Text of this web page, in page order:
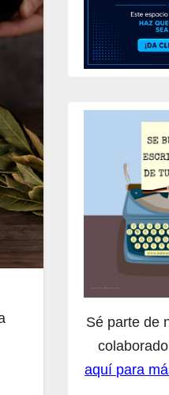
Sé parte de
aquí para